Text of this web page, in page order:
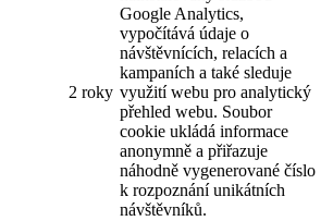
2 roky
Google Analytics,
vypočítává údaje o
návštěvnících, relacích a
kampaních a také sleduje
využití webu pro analytický
přehled webu. Soubor
cookie ukládá informace
anonymně a přiřazuje
náhodně vygenerované číslo
k rozpoznání unikátních
návštěvníků.